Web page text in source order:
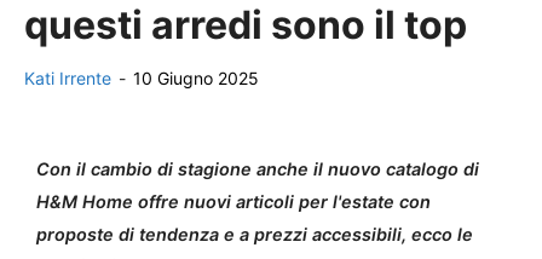
questi arredi sono il top
Kati Irrente - 10 Giugno 2025
Con il cambio di stagione anche il nuovo catalogo di
H&M Home offre nuovi articoli per l'estate con
proposte di tendenza e a prezzi accessibili, ecco le